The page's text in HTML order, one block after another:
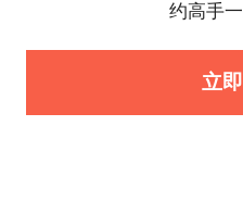
约高手
立